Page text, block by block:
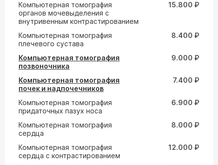
Компьютерная томография
органов мочевыделения с
внутривенным контрастированием
15.800 ₽
Компьютерная томография
плечевого сустава
8.400 ₽
Компьютерная томография
позвоночника
9.000 ₽
Компьютерная томография
почек и надпочечников
7.400 ₽
Компьютерная томография
придаточных пазух носа
6.900 ₽
Компьютерная томография
сердца
8.000 ₽
Компьютерная томография
сердца с контрастированием
12.000 ₽